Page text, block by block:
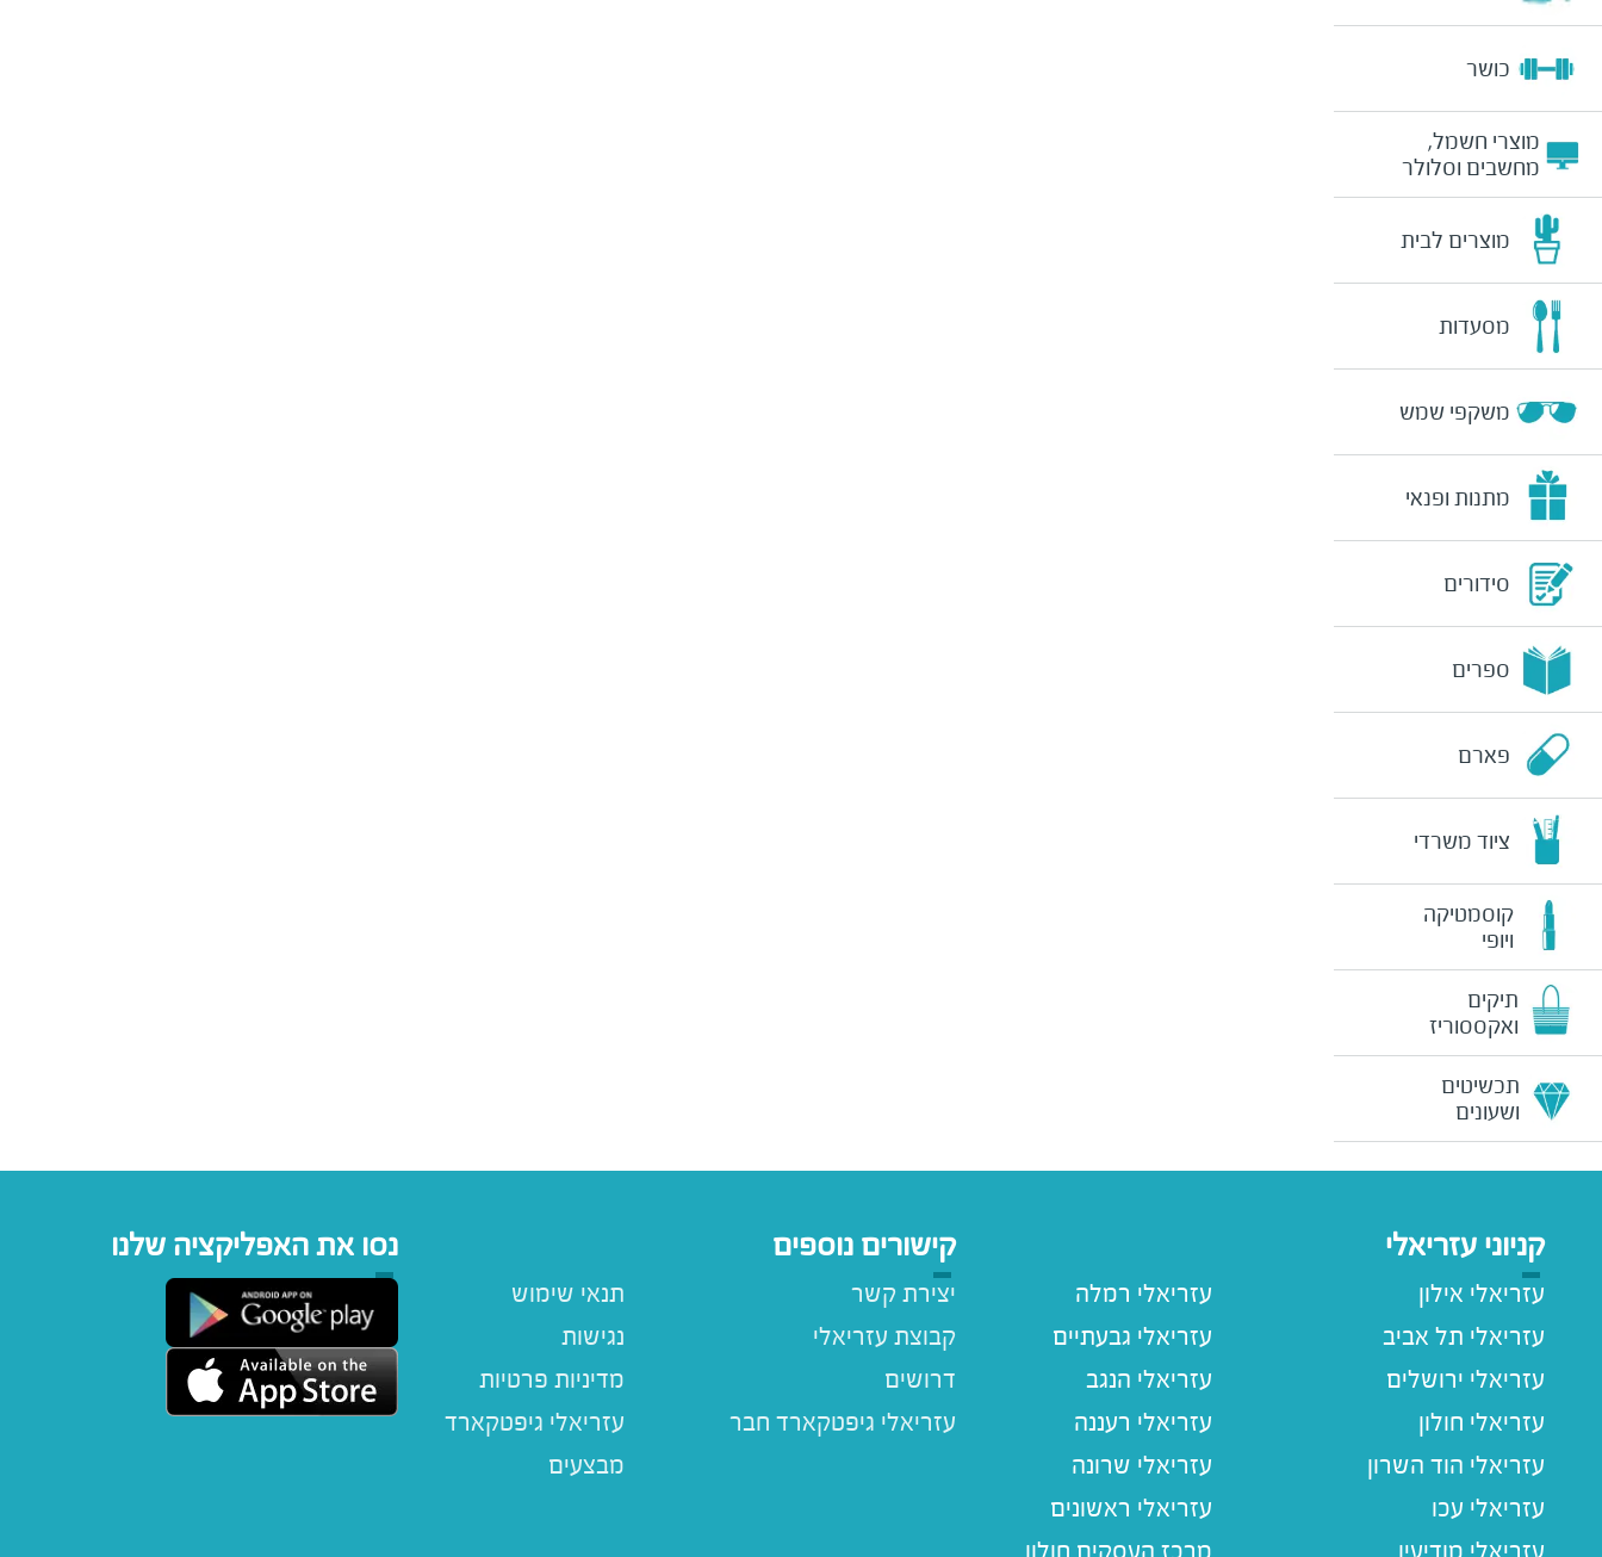
כושר
מוצרי חשמל,
מחשבים וסלולר
מוצרים לבית
מסעדות
משקפי שמש
מתנות ופנאי
סידורים
ספרים
פארם
ציוד משרדי
קוסמטיקה
ויופי
תיקים
ואקססוריז
תכשיטים
ושעונים
קניוני עזריאלי
עזריאלי אילון
עזריאלי תל אביב
עזריאלי ירושלים
עזריאלי חולון
עזריאלי הוד השרון
עזריאלי עכו
עזריאלי רמלה
עזריאלי גבעתיים
עזריאלי הנגב
עזריאלי רעננה
עזריאלי שרונה
עזריאלי ראשונים
קישורים נוספים
תנאי שימוש
נגישות
מדיניות פרטיות
עזריאלי גיפטקארד
מבצעים
יצירת קשר
קבוצת עזריאלי
דרושים
נסו את האפליקציה שלנו